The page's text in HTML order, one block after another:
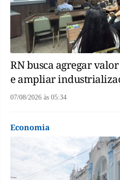
RN busca agregar
e ampliar
07/08/2026 às 05:34
Economia